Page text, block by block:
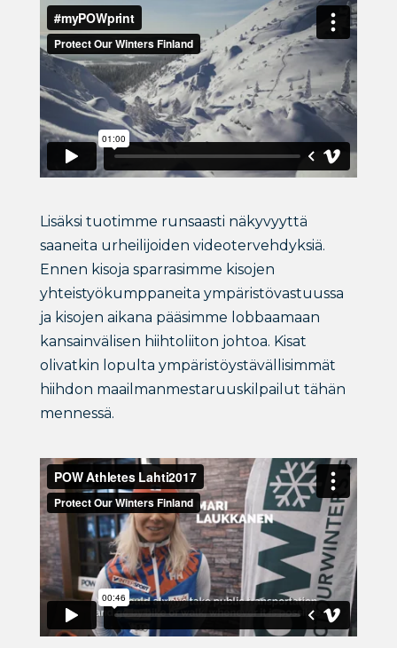
Lisäksi tuotimme runsaasti näkyvyyttä
saaneita urheilijoiden videotervehdyksiä.
Ennen kisoja sparrasimme kisojen
yhteistyökumppaneita ympäristövastuussa
ja kisojen aikana pääsimme lobbaamaan
kansainvälisen hiihtoliiton johtoa. Kisat
olivatkin lopulta ympäristöystävällisimmät
hiihdon maailmanmestaruuskilpailut tähän
mennessä.